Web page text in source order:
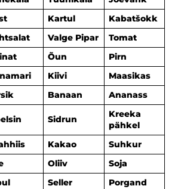
Kartul
Kabatšokk
Valge Pipar
Tomat
Õun
Pirn
Kiivi
Maasikas
Banaan Ananass
Sidrun
Kreeka
pähkel
Kakao
Suhkur
Oliiv
Soja
Seller
Porgand